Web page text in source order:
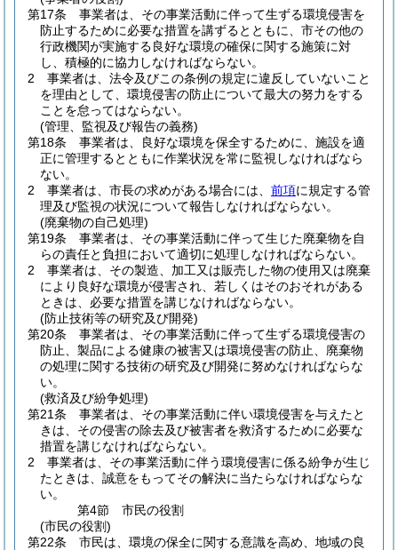
第17条
事業者は、その事業活動に伴って生ずる環境侵害を
防止するために必要な措置を講ずるとともに、市その他の
行政機関が実施する良好な環境の確保に関する施策に対
し、積極的に協力しなければならない。
2
事業者は、法令及びこの条例の規定に違反していないこと
を理由として、環境侵害の防止について最大の努力をする
ことを怠ってはならない。
(管理、監視及び報告の義務)
第18条
事業者は、良好な環境を保全するために、施設を適
正に管理するとともに作業状況を常に監視しなければなら
ない。
2
事業者は、市長の求めがある場合には、 前項に規定する管
理及び監視の状況について報告しなければならない。
(廃棄物の自己処理)
第19条
事業者は、その事業活動に伴って生じた廃棄物を自
らの責任と負担において適切に処理しなければならない。
2
事業者は、その製造、加工又は販売した物の使用又は廃棄
により良好な環境が侵害され、若しくはそのおそれがある
ときは、必要な措置を講じなければならない。
(防止技術等の研究及び開発)
第20条
事業者は、その事業活動に伴って生ずる環境侵害の
防止、製品による健康の被害又は環境侵害の防止、廃棄物
の処理に関する技術の研究及び開発に努めなければならな
い。
(救済及び紛争処理)
第21条
事業者は、その事業活動に伴い環境侵害を与えたと
きは、その侵害の除去及び被害者を救済するために必要な
措置を講じなければならない。
2
事業者は、その事業活動に伴う環境侵害に係る紛争が生じ
たときは、誠意をもってその解決に当たらなければならな
い。
第4節
市民の役割
(市民の役割)
第22条
市民は、環境の保全に関する意識を高め、地域の良